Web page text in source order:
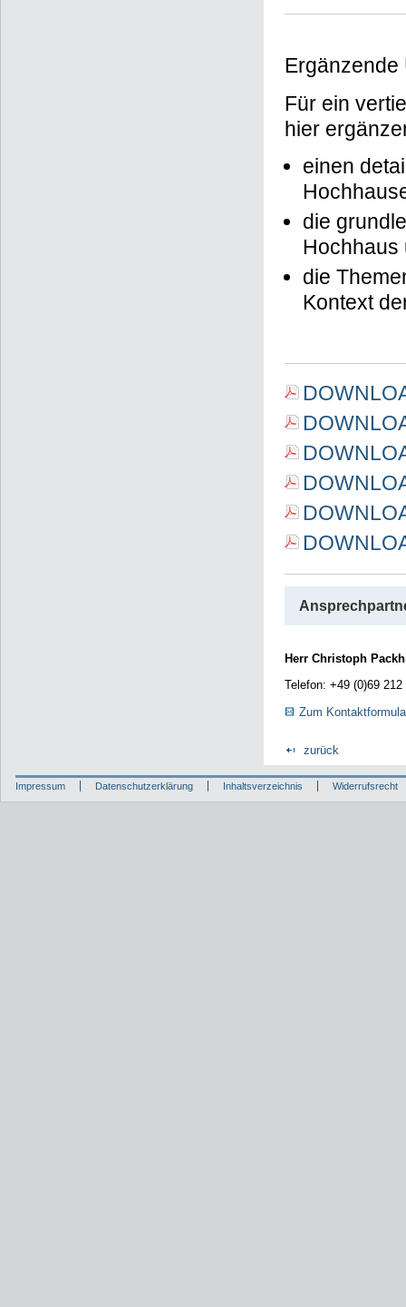
Ergänzende
Für ein
hier
einen
die
Hochhaus
die
Kontext
Herr Christoph
Telefon: +49 (0)69 212
Zum
zurück
Impressum Datenschutzerklärung Inhaltsverzeichnis Widerrufsrecht